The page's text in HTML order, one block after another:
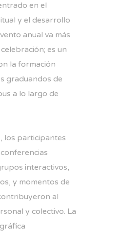
en el
y el desarrollo
anual va más
es un
la formación
graduandos de
a lo largo de
los participantes
interactivos,
y momentos de
al
y colectivo. La